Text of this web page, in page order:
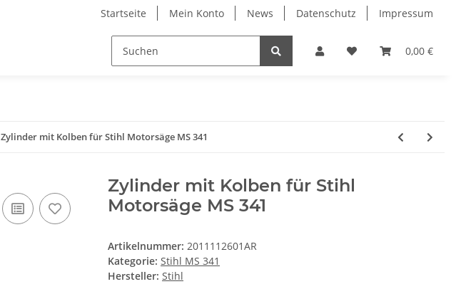
Startseite Mein Konto News Datenschutz Impressum
0,00 €
Zylinder mit Kolben für Stihl Motorsäge MS 341
Zylinder mit Kolben für Stihl
Motorsäge MS 341
Artikelnummer: 2011112601AR
Kategorie: Stihl MS 341
Hersteller: Stihl